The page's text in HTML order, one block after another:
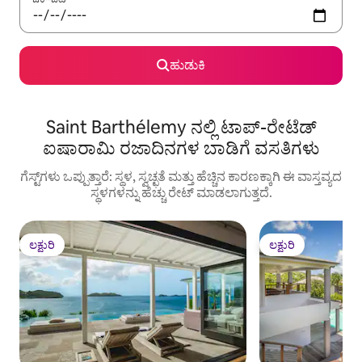
ಹುಡುಕಿ
Saint Barthélemy ನಲ್ಲಿ ಟಾಪ್-ರೇಟೆಡ್
ಐಷಾರಾಮಿ ರಜಾದಿನಗಳ ಬಾಡಿಗೆ ವಸತಿಗಳು
ಗೆಸ್ಟ್‌ಗಳು ಒಪ್ಪುತ್ತಾರೆ: ಸ್ಥಳ, ಸ್ವಚ್ಛತೆ ಮತ್ತು ಹೆಚ್ಚಿನ ಕಾರಣಕ್ಕಾಗಿ ಈ ವಾಸ್ತವ್ಯದ
ಸ್ಥಳಗಳನ್ನು ಹೆಚ್ಚು ರೇಟ್ ಮಾಡಲಾಗುತ್ತದೆ.
ಲಕ್ಷುರಿ
ಲಕ್ಷುರಿ ಲಕ್ಷುರಿ
ಲಕ್ಷುರಿ